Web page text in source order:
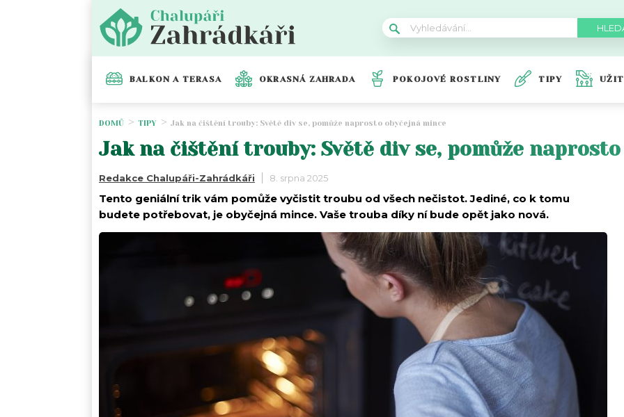
BALKON A TERASA OKRASNÁ ZAHRADA POKOJOVÉ ROSTLINY TIPY
DOMŮ TIPY Jak na čištění trouby: Světě div se, pomůže naprosto obyčejná mince
Jak na čištění trouby: Světě div se, pomůže
Redakce Chalupáři-Zahrádkáři 8. srpna 2025
Tento geniální trik vám pomůže vyčistit troubu od všech nečistot. Jediné, co k tomu
budete potřebovat, je obyčejná mince. Vaše trouba díky ní bude opět jako nová.